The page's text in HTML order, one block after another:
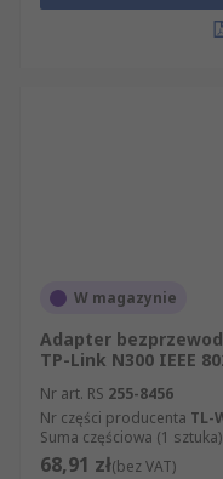
W magazynie
Adapter
TP-Link N300 IEEE
Nr art. RS 255-8456
Nr części producenta TL-
Suma częściowa (1 sztuka)
68,91 zł(bez VAT)